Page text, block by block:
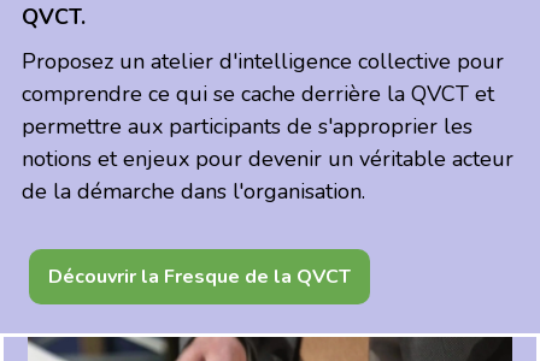
QVCT.
Proposez un atelier d'intelligence collective pour
comprendre ce qui se cache derrière la QVCT et
permettre aux participants de s'approprier les
notions et enjeux pour devenir un véritable acteur
de la démarche dans l'organisation.
Découvrir la Fresque de la QVCT